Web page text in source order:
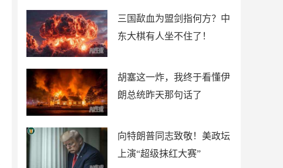
三国歃血为盟剑指何方？中
东大棋有人坐不住了！
胡塞这一炸，我终于看懂伊
朗总统昨天那句话了
向特朗普同志致敬！美政坛
上演“超级抹红大赛”